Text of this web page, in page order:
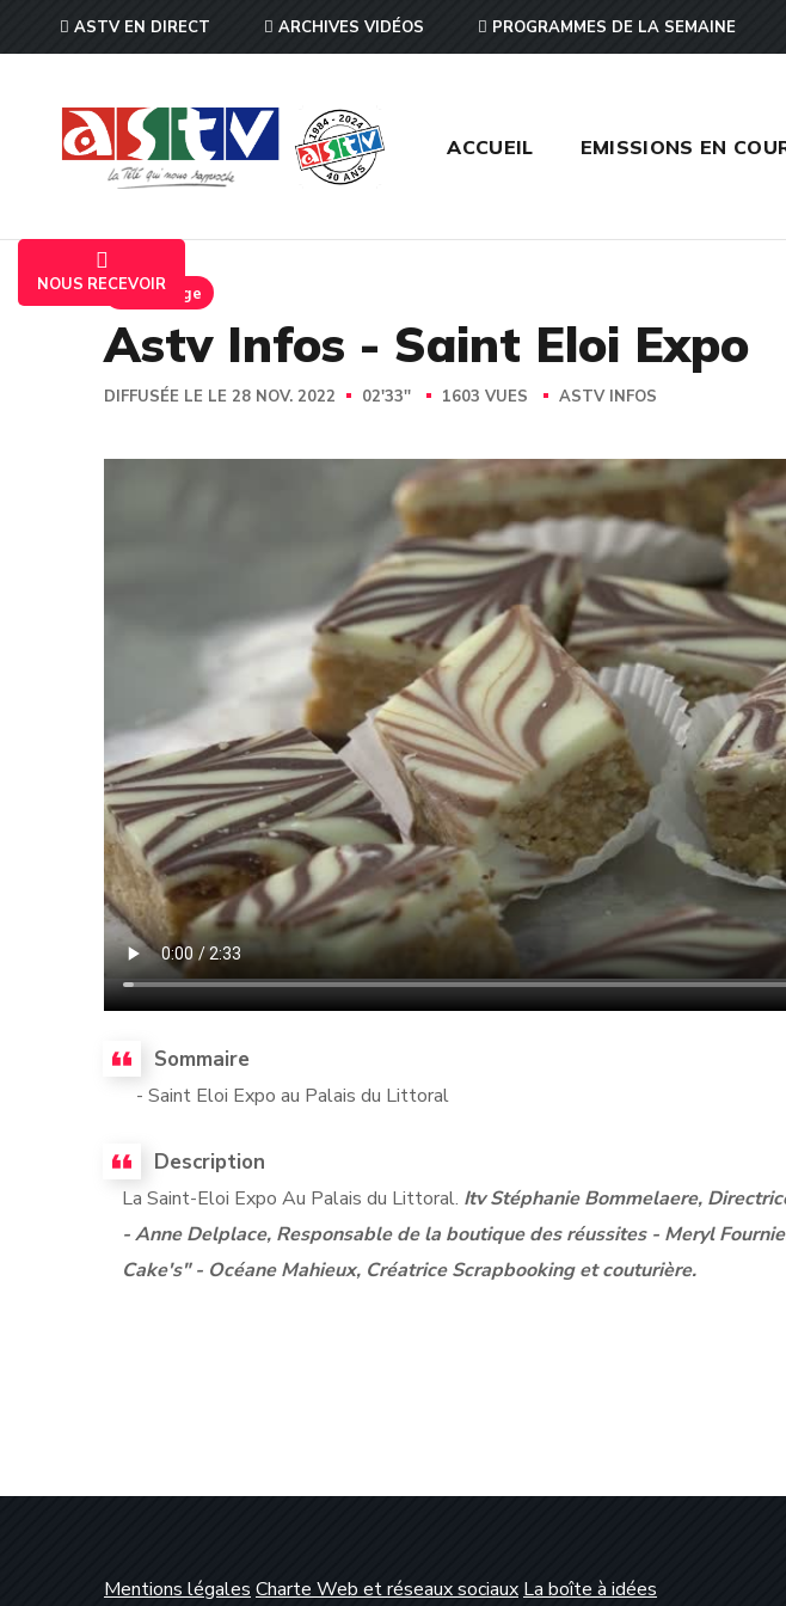
ASTV EN DIRECT ARCHIVES VIDÉOS PROGRAMMES DE LA SEMAINE
ACCUEIL EMISSIONS EN
NOUS RECEVOIR
Reportage
Astv Infos - Saint Eloi Expo
DIFFUSÉE LE LE 28 NOV. 2022 02'33'' 1603 VUES ASTV INFOS
Sommaire
- Saint Eloi Expo au Palais du Littoral
Description
La Saint-Eloi Expo Au Palais du Littoral. Itv Stéphanie Bommelaere,
- Anne Delplace, Responsable de la boutique des réussites - Meryl
Cake's" - Océane Mahieux, Créatrice Scrapbooking et couturière.
Mentions légales Charte Web et réseaux sociaux La boîte à idées